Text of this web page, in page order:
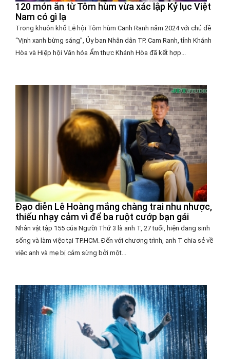
120 món ăn từ Tôm hùm vừa xác lập Kỷ lục Việt
Nam có gì lạ
Trong khuôn khổ Lễ hội Tôm hùm Canh Ranh năm 2024 với chủ đề
“Vịnh xanh bừng sáng”, Ủy ban Nhân dân TP. Cam Ranh, tỉnh Khánh
Hòa và Hiệp hội Văn hóa Ẩm thực Khánh Hòa đã kết hợp...
Đạo diễn Lê Hoàng mắng chàng trai nhu nhược,
thiếu nhạy cảm vì để ba ruột cướp bạn gái
Nhân vật tập 155 của Người Thứ 3 là anh T, 27 tuổi, hiện đang sinh
sống và làm việc tại TP.HCM. Đến với chương trình, anh T chia sẻ về
việc anh và mẹ bị cắm sừng bởi một...